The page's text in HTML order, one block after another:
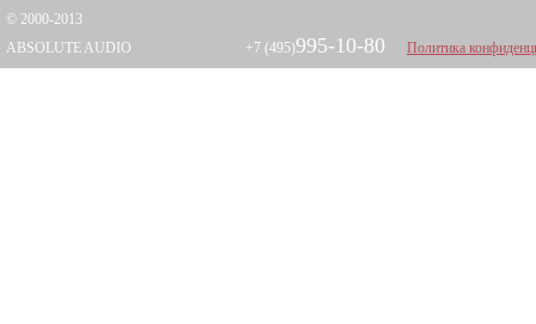
© 2000-2013
ABSOLUTE AUDIO
+7 (495)995-10-80 Политика